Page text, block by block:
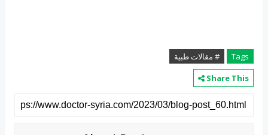
Tags
# مقالات طبية
Share This